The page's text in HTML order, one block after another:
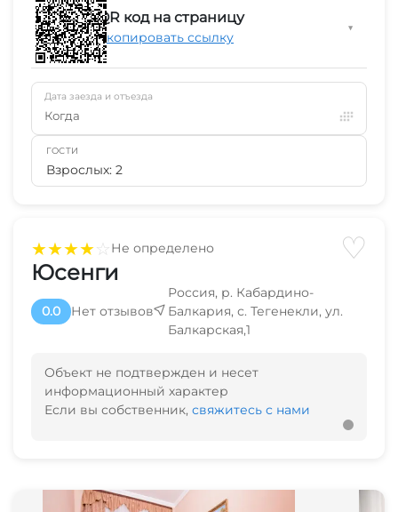
★★★★☆Не определено ♡
Юсенги
0.0 Нет отзывов
Россия, р. Кабардино-
Балкария, с. Тегенекли, ул.
Балкарская,1
Объект не подтвержден и несет
информационный характер
Если вы собственник, свяжитесь с нами
QR код на страницу
Скопировать ссылку
▼
Дата заезда и отъезда
Когда
ГОСТИ
Взрослых: 2